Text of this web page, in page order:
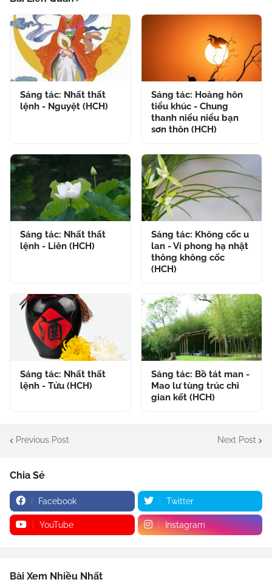
Sáng tác: Nhất thất
lệnh - Nguyệt (HCH)
Sáng tác: Hoàng hôn
tiểu khúc - Chung
thanh niểu niểu bạn
sơn thôn (HCH)
Sáng tác: Nhất thất
lệnh - Liên (HCH)
Sáng tác: Không cốc u
lan - Vi phong hạ nhật
thông không cốc
(HCH)
Sáng tác: Nhất thất
lệnh - Tửu (HCH)
Sáng tác: Bồ tát man -
Mao lư tùng trúc chi
gian kết (HCH)
Previous Post Next Post
Chia Sẻ
Facebook Twitter
YouTube Instagram
Bài Xem Nhiều Nhất